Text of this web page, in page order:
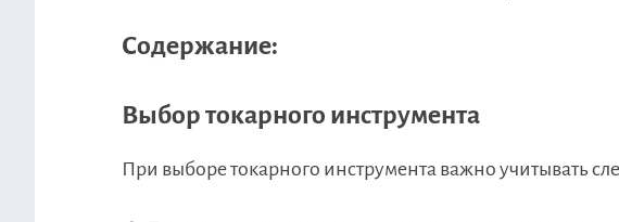
Содержание:
Выбор токарного инструмента
При выборе токарного инструмента важно учитывать